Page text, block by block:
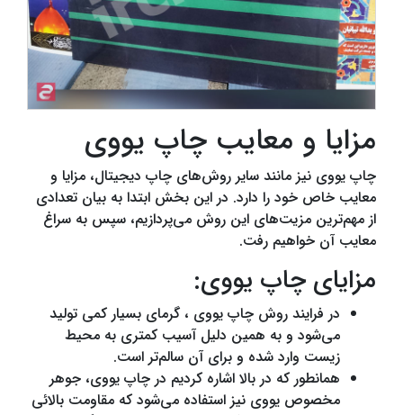
مزایا و معایب چاپ یووی
چاپ یووی نیز مانند سایر روش‌های چاپ دیجیتال، مزایا و
معایب خاص خود را دارد. در این بخش ابتدا به بیان تعدادی
از مهم‌ترین مزیت‌های این روش می‌پردازیم، سپس به سراغ
معایب آن خواهیم رفت.
مزایای چاپ یووی:
در فرایند روش چاپ یووی ، گرمای بسیار کمی تولید
می‌شود و به همین دلیل آسیب کمتری به محیط
زیست وارد شده و برای آن سالم‌تر است.
همانطور که در بالا اشاره کردیم در چاپ یووی، جوهر
مخصوص یووی نیز استفاده می‌شود که مقاومت بالائی